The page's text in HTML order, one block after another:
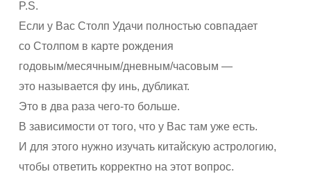
P.S.
Если у Вас Столп Удачи полностью совпадает
со Столпом в карте рождения
годовым/месячным/дневным/часовым —
это называется фу инь, дубликат.
Это в два раза чего-то больше.
В зависимости от того, что у Вас там уже есть.
И для этого нужно изучать китайскую астрологию,
чтобы ответить корректно на этот вопрос.